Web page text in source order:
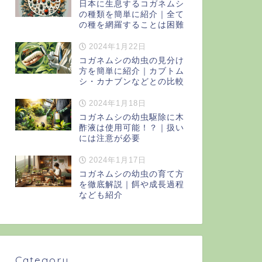
日本に生息するコガネムシ
の種類を簡単に紹介｜全て
の種を網羅することは困難
2024年1月22日
コガネムシの幼虫の見分け
方を簡単に紹介｜カブトム
シ・カナブンなどとの比較
2024年1月18日
コガネムシの幼虫駆除に木
酢液は使用可能！？｜扱い
には注意が必要
2024年1月17日
コガネムシの幼虫の育て方
を徹底解説｜餌や成長過程
なども紹介